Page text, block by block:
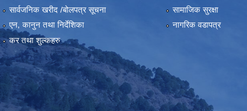
सार्वजनिक खरीद /बोलपत्र सूचना
एन, कानुन तथा निर्देशिका
कर तथा शुल्कहरु
सामाजिक सुरक्षा
नागरिक वडापत्र